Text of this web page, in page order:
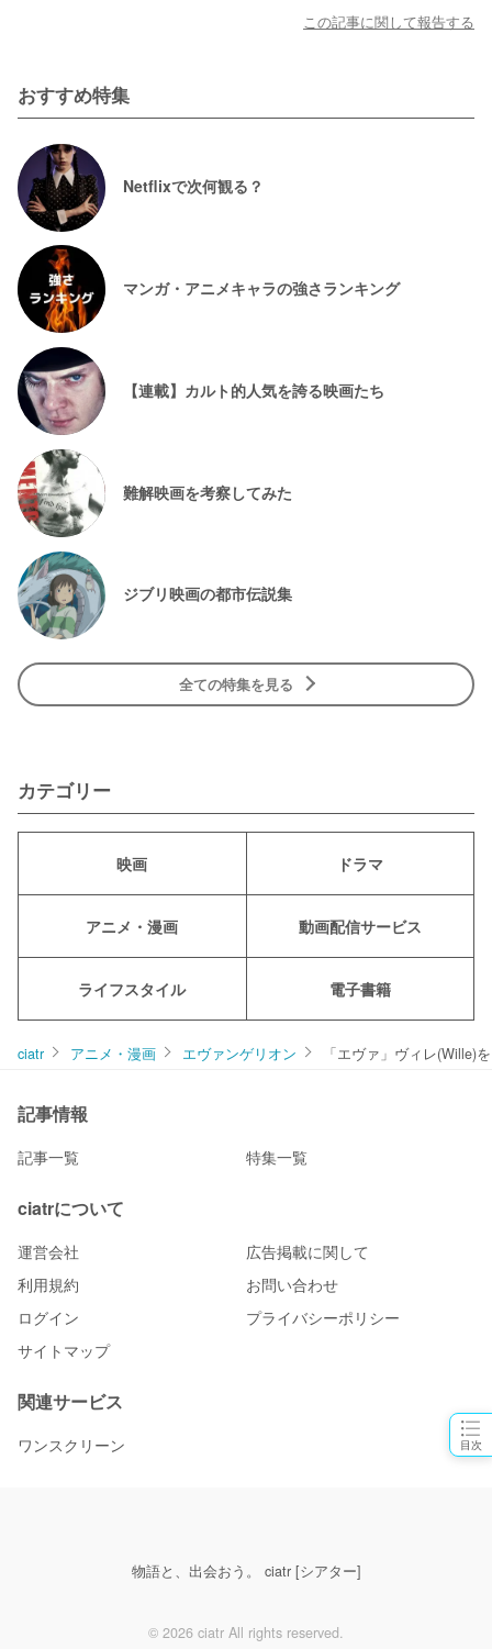
目次
この記事に関して報告する
おすすめ特集
Netflixで次何観る？
マンガ・アニメキャラの強さランキング
【連載】カルト的人気を誇る映画たち
難解映画を考察してみた
ジブリ映画の都市伝説集
全ての特集を見る
カテゴリー
映画 ドラマ
アニメ・漫画 動画配信サービス
ライフスタイル 電子書籍
ciatr アニメ・漫画 エヴァンゲリオン 「エヴァ」ヴィレ(Wille)
記事情報
記事一覧 特集一覧
ciatrについて
運営会社
広告掲載に関して
利用規約
お問い合わせ
ログイン
プライバシーポリシー
サイトマップ
関連サービス
ワンスクリーン
物語と、出会おう。 ciatr [シアター]
© 2026 ciatr All rights reserved.